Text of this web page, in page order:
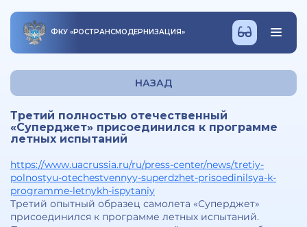
ФКУ «РОСТРАНСМОДЕРНИЗАЦИЯ»
НАЗАД
Третий полностью отечественный
«Суперджет» присоединился к программе
летных испытаний
https://www.uacrussia.ru/ru/press-center/news/tretiy-
polnostyu-otechestvennyy-superdzhet-prisoedinilsya-k-
programme-letnykh-ispytaniy
Третий опытный образец самолета «Суперджет»
присоединился к программе летных испытаний.